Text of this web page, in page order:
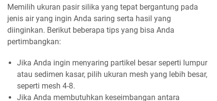
Memilih ukuran pasir silika yang tepat bergantung pada
jenis air yang ingin Anda saring serta hasil yang
diinginkan. Berikut beberapa tips yang bisa Anda
pertimbangkan:
Jika Anda ingin menyaring partikel besar seperti lumpur
atau sedimen kasar, pilih ukuran mesh yang lebih besar,
seperti mesh 4-8.
Jika Anda membutuhkan keseimbangan antara